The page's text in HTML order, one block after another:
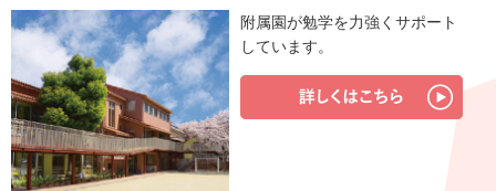
附属園が勉学を力強くサポート
しています。